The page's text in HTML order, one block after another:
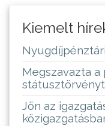
Kiemelt
Megszavazta a
státusztörvényt
Jön az